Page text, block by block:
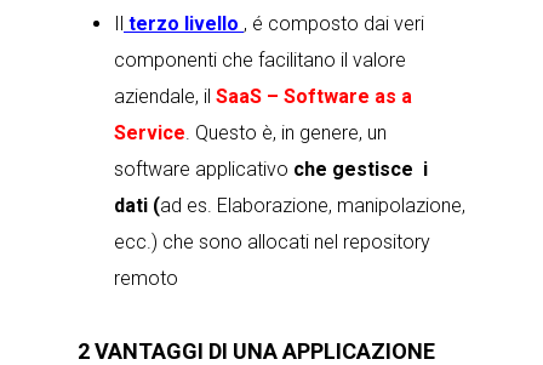
Il terzo livello , é composto dai veri
componenti che facilitano il valore
aziendale, il SaaS – Software as a
Service. Questo è, in genere, un
software applicativo che gestisce i
dati (ad es. Elaborazione, manipolazione,
ecc.) che sono allocati nel repository
remoto
2 VANTAGGI DI UNA APPLICAZIONE